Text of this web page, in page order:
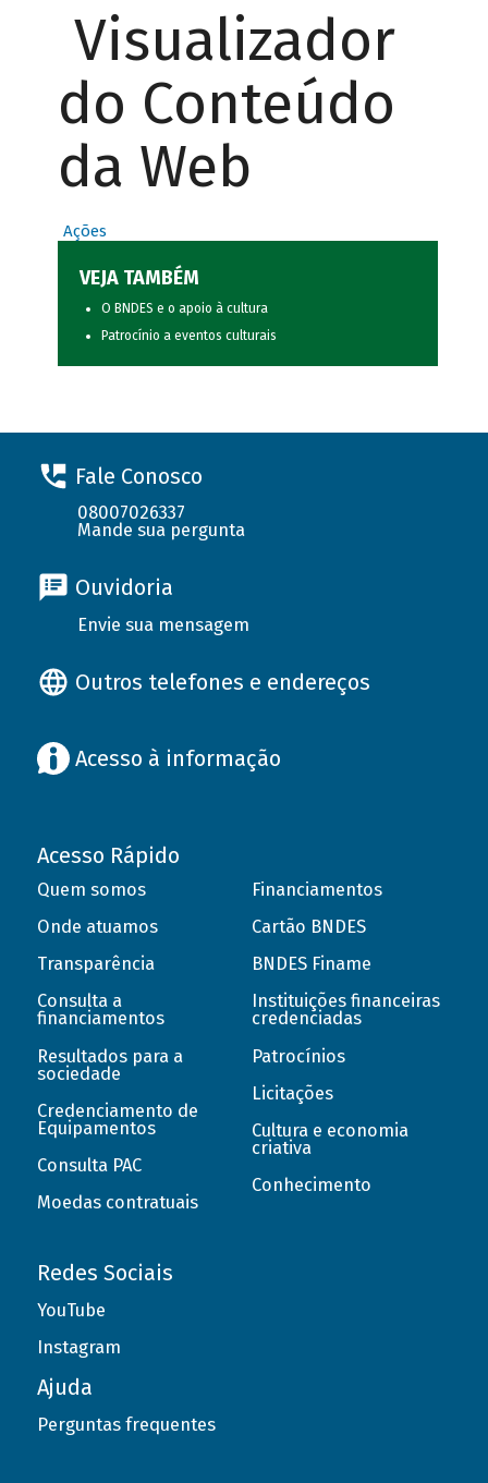
Visualizador
do Conteúdo
da Web
Ações
VEJA TAMBÉM
O BNDES e o apoio à cultura
Patrocínio a eventos culturais
Fale Conosco
08007026337
Mande sua pergunta
Ouvidoria
Envie sua mensagem
Outros telefones e endereços
Acesso à informação
Acesso Rápido
Quem somos
Onde atuamos
Transparência
Consulta a
financiamentos
Resultados para a
sociedade
Credenciamento de
Equipamentos
Consulta PAC
Moedas contratuais
Financiamentos
Cartão BNDES
BNDES Finame
Instituições financeiras
credenciadas
Patrocínios
Licitações
Cultura e economia
criativa
Conhecimento
Redes Sociais
YouTube
Instagram
Ajuda
Perguntas frequentes